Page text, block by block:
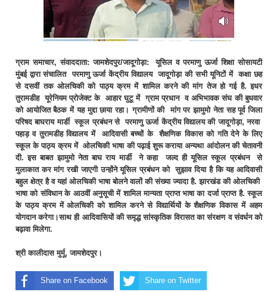
ग्राम समाचार, संवाददाता: जामशेदपुर/जादूगोड़ा: यूसिल व परमाणु ऊर्जा शिक्षा सोसायटी
मुंबई द्वारा संचालित परमाणु ऊर्जा केंद्रीय विद्यालय जादूगोड़ा की सभी यूनिटों में कक्षा छह
से दसवीं तक ओलचिकी को पाठ्य क्रम में शामिल करने की मांग तेज हो गई है. इधर
तुरामडीह यूरेनियम प्रोजेक्ट के आहार घुटू में ग्राम प्रधान व अभिभावक संघ की बुधवार
को आयोजित बैठक में यह मुद्दा छाया रहा। ग्रामीणों की मांग पर झामुमो नेता सह पूर्व जिला
परिषद बाघराय मार्डी स्कूल प्रबंधन से परमाणु ऊर्जा केंद्रीय विद्यालय की जादूगोड़ा, नरवा
पहाड़ व तुरामडीह विद्यालय में आदिवासी बच्चों के शैक्षणिक विकास को गति देने के लिए
स्कूल के पाठ्य क्रम में ओलचिकी भाषा की पढ़ाई शुरू कराया अन्यथा आंदोलन की चेतावनी
दी. इस बाबत झामुमो नेता बाघ राय मार्डी ने कहा जल्द ही यूसिल स्कूल प्रबंधन से
मुलाकात कर मांग रखी जाएगी उन्होंने यूसिल प्रबंधन को सुझाव दिया है कि यह आदिवासी
बहुल क्षेत्र है व यहां ओलचिकी भाषा बोलने वालों की संख्या ज्यादा है. झारखंड की ओलचिकी
भाषा को संविधान के आठवीं अनुसूची में शामिल मान्यता प्राप्त भाषा का दर्जा प्राप्त है. स्कूल
के पाठ्य क्रम में ओलचिकी को शामिल करने से विद्यार्थियों के शैक्षणिक विकास में अहम
योगदान करेगा।साथ ही आदिवासियों की समृद्ध सांस्कृतिक विरासत का संरक्षण व संवर्धन को
बढ़ावा मिलेगा.
श्री कालीदास मुर्मू, जामशेदपुर।
Share on Facebook Share on Twitter